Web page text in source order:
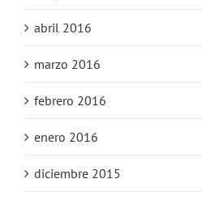
abril 2016
marzo 2016
febrero 2016
enero 2016
diciembre 2015